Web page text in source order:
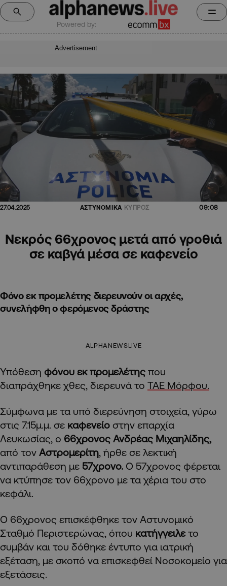
Powered by:
Advertisement
27.04.2025 ΑΣΤΥΝΟΜΙΚΑ ΚΥΠΡΟΣ 09:08
Νεκρός 66χρονος μετά από γροθιά
σε καβγά μέσα σε καφενείο
Φόνο εκ προμελέτης διερευνούν οι αρχές,
συνελήφθη ο φερόμενος δράστης
ALPHANEWSLIVE
Υπόθεση φόνου εκ προμελέτης που
διαπράχθηκε χθες, διερευνά το ΤΑΕ Μόρφου.
Σύμφωνα με τα υπό διερεύνηση στοιχεία, γύρω
στις 7.15μ.μ. σε καφενείο στην επαρχία
Λευκωσίας, ο 66χρονος Ανδρέας Μιχαηλίδης,
από τον Αστρομερίτη, ήρθε σε λεκτική
αντιπαράθεση με 57χρονο. Ο 57χρονος φέρεται
να κτύπησε τον 66χρονο με τα χέρια του στο
κεφάλι.
Ο 66χρονος επισκέφθηκε τον Αστυνομικό
Σταθμό Περιστερώνας, όπου κατήγγειλετο
συμβάν και του δόθηκε έντυπο για ιατρική
εξέταση, με σκοπό να επισκεφθεί Νοσοκομείο για
εξετάσεις.